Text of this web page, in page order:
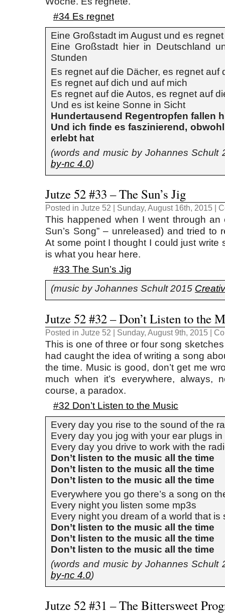
#34 Es regnet
Eine Großstadt im August und es
Eine Großstadt hier in Deutschland
Stunden
Es regnet auf die Dächer, es regnet auf
Es regnet auf dich und auf mich
Es regnet auf die Autos, es regnet auf
Und es ist keine Sonne in Sicht
Hundertausend Regentropfen fallen
Und ich finde es faszinierend,
erlebt hat
(words and music by Johannes Schult
by-nc 4.0)
Jutze 52 #33 – The Sun’s Jig
Posted in Jutze 52 | Sunday, August 16th, 2015 |
This happened when I went through an
Sun’s Song” – unreleased) and tried to
At some point I thought I could just write
is what you hear here.
#33 The Sun’s Jig
(music by Johannes Schult 2015
Jutze 52 #32 – Don’t Listen to the
Posted in Jutze 52 | Sunday, August 9th, 2015 |
This is one of three or four song
had caught the idea of writing a song
the time. Music is good, don’t get me
much when it’s everywhere, always,
course, a paradox.
#32 Don’t Listen to the Music
Every day you rise to the sound of the
Every day you jog with your ear plugs in
Every day you drive to work with the
Don’t listen to the music all the time
Don’t listen to the music all the time
Don’t listen to the music all the time
Everywhere you go there’s a song on
Every night you listen some mp3s
Every night you dream of a world that is
Don’t listen to the music all the time
Don’t listen to the music all the time
Don’t listen to the music all the time
(words and music by Johannes Schult
by-nc 4.0)
Jutze 52 #31 – The Bittersweet